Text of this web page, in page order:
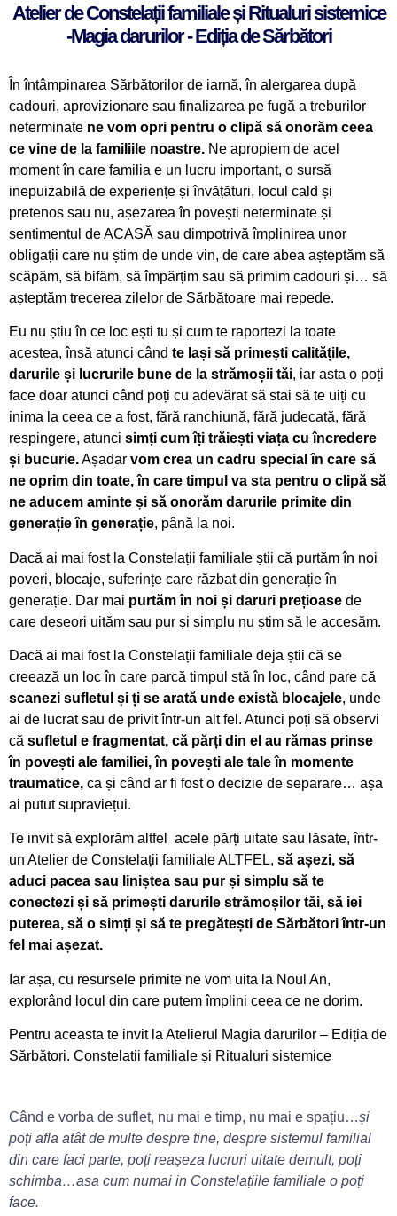
Atelier de Constelații familiale și Ritualuri sistemice
-Magia darurilor - Ediția de Sărbători
În întâmpinarea Sărbătorilor de iarnă, în alergarea după
cadouri, aprovizionare sau finalizarea pe fugă a treburilor
neterminate ne vom opri pentru o clipă să onorăm ceea
ce vine de la familiile noastre. Ne apropiem de acel
moment în care familia e un lucru important, o sursă
inepuizabilă de experiențe și învățături, locul cald și
pretenos sau nu, așezarea în povești neterminate și
sentimentul de ACASĂ sau dimpotrivă împlinirea unor
obligații care nu știm de unde vin, de care abea așteptăm să
scăpăm, să bifăm, să împărțim sau să primim cadouri și… să
așteptăm trecerea zilelor de Sărbătoare mai repede.
Eu nu știu în ce loc ești tu și cum te raportezi la toate
acestea, însă atunci când te lași să primești calitățile,
darurile și lucrurile bune de la strămoșii tăi, iar asta o poți
face doar atunci când poți cu adevărat să stai să te uiți cu
inima la ceea ce a fost, fără ranchiună, fără judecată, fără
respingere, atunci simți cum îți trăiești viața cu încredere
și bucurie.Așadar vom crea un cadru special în care să
ne oprim din toate, în care timpul va sta pentru o clipă să
ne aducem aminte și să onorăm darurile primite din
generație în generație, până la noi.
Dacă ai mai fost la Constelații familiale știi că purtăm în noi
poveri, blocaje, suferințe care răzbat din generație în
generație. Dar mai purtăm în noi și daruri prețioase de
care deseori uităm sau pur și simplu nu știm să le accesăm.
Dacă ai mai fost la Constelații familiale deja știi că se
creează un loc în care parcă timpul stă în loc, când pare că
scanezi sufletul și ți se arată unde există blocajele, unde
ai de lucrat sau de privit într-un alt fel. Atunci poți să observi
că sufletul e fragmentat, că părți din el au rămas prinse
în povești ale familiei, în povești ale tale în momente
traumatice, ca și când ar fi fost o decizie de separare… așa
ai putut supraviețui.
Te invit să explorăm altfel acele părți uitate sau lăsate, într-
un Atelier de Constelații familiale ALTFEL, să așezi, să
aduci pacea sau liniștea sau pur și simplu să te
conectezi și să primești darurile strămoșilor tăi, să iei
puterea, să o simți și să te pregătești de Sărbători într-un
fel mai așezat.
Iar așa, cu resursele primite ne vom uita la Noul An,
explorând locul din care putem împlini ceea ce ne dorim.
Pentru aceasta te invit la Atelierul Magia darurilor – Ediția de
Sărbători. Constelatii familiale și Ritualuri sistemice
Când e vorba de suflet, nu mai e timp, nu mai e spațiu…și
poți afla atât de multe despre tine, despre sistemul familial
din care faci parte, poți reașeza lucruri uitate demult, poți
schimba…asa cum numai in Constelațiile familiale o poți
face.